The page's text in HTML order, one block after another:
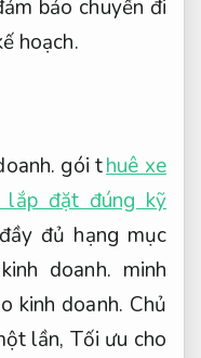
bảo chuyến đi
hoạch.
gói thuê xe
lắp đặt đúng kỹ
đủ hạng mục
doanh. minh
kinh doanh. Chủ
lần, Tối ưu cho